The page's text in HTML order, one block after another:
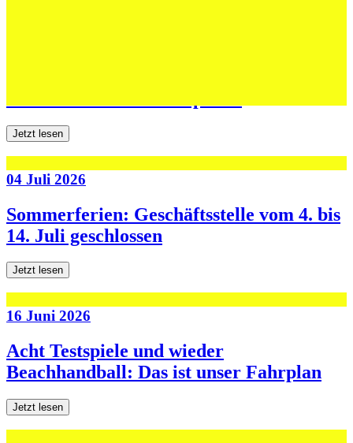
Jetzt lesen
04 Juli 2026
Sommerferien: Geschäftsstelle vom 4. bis
14. Juli geschlossen
Jetzt lesen
16 Juni 2026
Acht Testspiele und wieder
Beachhandball: Das ist unser Fahrplan
Jetzt lesen